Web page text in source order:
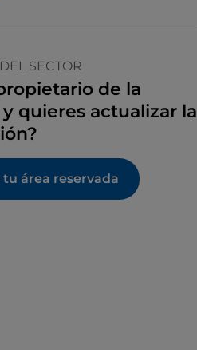
SECTOR
de la
quieres actualizar la
tu área reservada